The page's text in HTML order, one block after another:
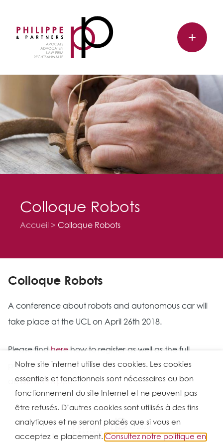
Colloque Robots
Accueil Colloque Robots
Colloque Robots
A conference about robots and autonomous car will
take place at the UCL on April 26th 2018.
Please find here how to register as well as the full
program.
deDenis Philippe
Ⓒ 2026
Notre site internet utilise des cookies. Les cookies
essentiels et fonctionnels sont nécessaires au bon
fonctionnement du site Internet et ne peuvent pas
être refusés. D’autres cookies sont utilisés à des fins
analytiques et ne seront placés que si vous en
acceptez le placement. Consultez notre politique en